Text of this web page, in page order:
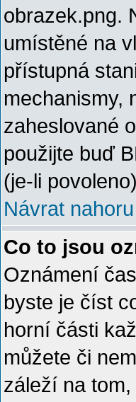
obrazek.png.
umístěné na
přístupná
mechanismy,
zaheslované
použijte buď
(je-li
Návrat nahoru
Co to jsou
Oznámení
byste je číst
horní části
můžete či
záleží na